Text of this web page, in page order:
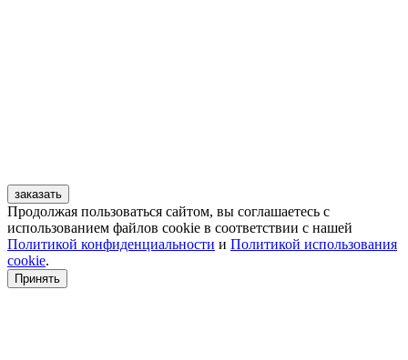
заказать
Продолжая пользоваться сайтом, вы соглашаетесь с
использованием файлов cookie в соответствии с нашей
Политикой конфиденциальности и Политикой использования
cookie.
Принять